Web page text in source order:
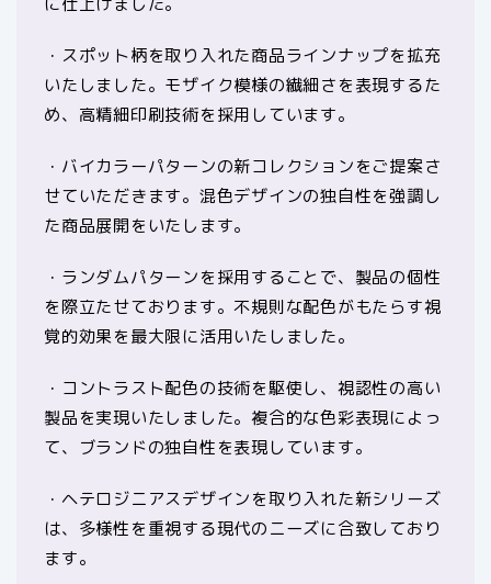
・スポット柄を取り入れた商品ラインナップを拡充
いたしました。モザイク模様の繊細さを表現するた
め、高精細印刷技術を採用しています。
・バイカラーパターンの新コレクションをご提案さ
せていただきます。混色デザインの独自性を強調し
た商品展開をいたします。
・ランダムパターンを採用することで、製品の個性
を際立たせております。不規則な配色がもたらす視
覚的効果を最大限に活用いたしました。
・コントラスト配色の技術を駆使し、視認性の高い
製品を実現いたしました。複合的な色彩表現によっ
て、ブランドの独自性を表現しています。
・ヘテロジニアスデザインを取り入れた新シリーズ
は、多様性を重視する現代のニーズに合致しており
ます。